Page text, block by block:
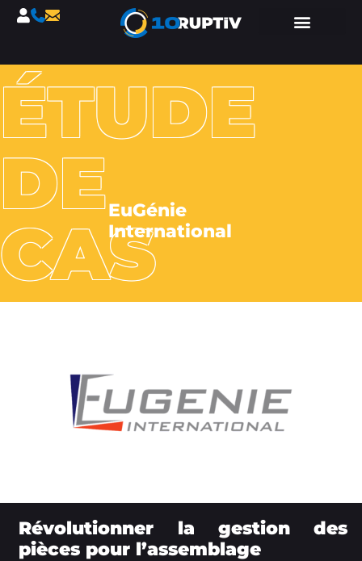
ÉTUDE
DE
CAS
EuGénie
International
Révolutionner la gestion des
pièces pour l’assemblage